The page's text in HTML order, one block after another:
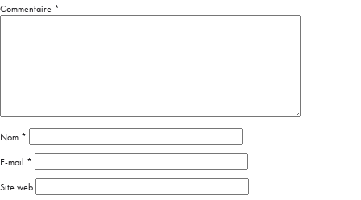
Commentaire *
Nom *
E-mail *
Site web